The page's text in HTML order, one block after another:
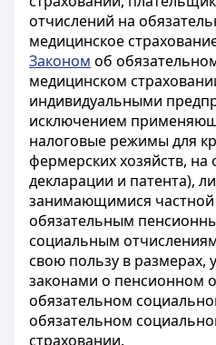
отчислений на
медицинское
Законом об
медицинском
индивидуальными
исключением
налоговые режимы для
фермерских хозяйств,
декларации и патента),
занимающимися частной
обязательным
социальным
свою пользу в размерах,
законами о пенсионном
обязательном
обязательном
страховании.